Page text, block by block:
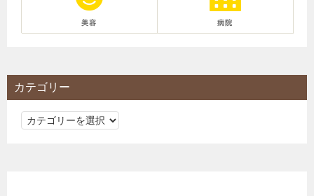
美容 病院
カテゴリー
カ